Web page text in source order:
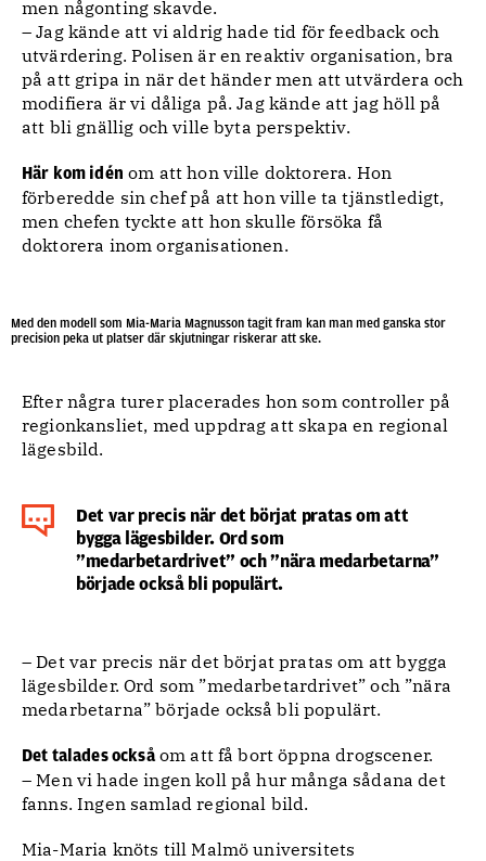
men någonting skavde.
– Jag kände att vi aldrig hade tid för feedback och
utvärdering. Polisen är en reaktiv organisation, bra
på att gripa in när det händer men att utvärdera och
modifiera är vi dåliga på. Jag kände att jag höll på
att bli gnällig och ville byta perspektiv.
Här kom idén om att hon ville doktorera. Hon
förberedde sin chef på att hon ville ta tjänstledigt,
men chefen tyckte att hon skulle försöka få
doktorera inom organisationen.
Med den modell som Mia-Maria Magnusson tagit fram kan man med ganska stor
precision peka ut platser där skjutningar riskerar att ske.
Efter några turer placerades hon som controller på
regionkansliet, med uppdrag att skapa en regional
lägesbild.
Det var precis när det börjat pratas om att
bygga lägesbilder. Ord som
”medarbetardrivet” och ”nära medarbetarna”
började också bli populärt.
– Det var precis när det börjat pratas om att bygga
lägesbilder. Ord som ”medarbetardrivet” och ”nära
medarbetarna” började också bli populärt.
Det talades ocksåom att få bort öppna drogscener.
– Men vi hade ingen koll på hur många sådana det
fanns. Ingen samlad regional bild.
Mia-Maria knöts till Malmö universitets